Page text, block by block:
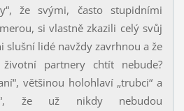
že svými, často stupidními
si vlastně zkazili celý svůj
slušní lidé navždy zavrhnou a že
partnery chtít nebude?
většinou holohlaví „trubci“ a
že už nikdy nebudou